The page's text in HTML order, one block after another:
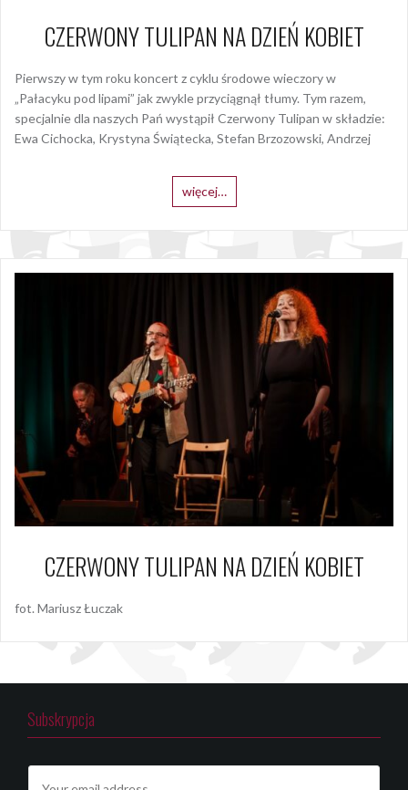
CZERWONY TULIPAN NA DZIEŃ KOBIET
Pierwszy w tym roku koncert z cyklu środowe wieczory w
„Pałacyku pod lipami” jak zwykle przyciągnął tłumy. Tym razem,
specjalnie dla naszych Pań wystąpił Czerwony Tulipan w składzie:
Ewa Cichocka, Krystyna Świątecka, Stefan Brzozowski, Andrzej
więcej…
CZERWONY TULIPAN NA DZIEŃ KOBIET
fot. Mariusz Łuczak
Subskrypcja